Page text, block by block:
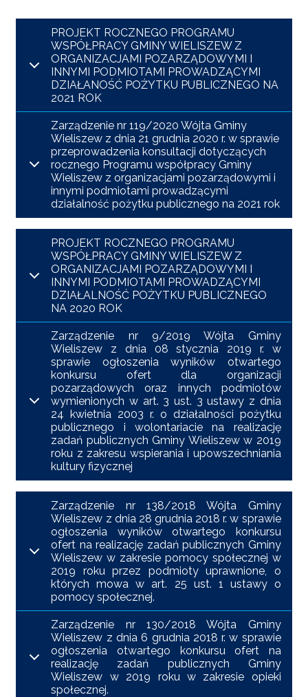
PROJEKT ROCZNEGO PROGRAMU
WSPÓŁPRACY GMINY WIELISZEW Z
ORGANIZACJAMI POZARZĄDOWYMI I
INNYMI PODMIOTAMI PROWADZĄCYMI
DZIAŁANOŚĆ POŻYTKU PUBLICZNEGO NA
2021 ROK
Zarządzenie nr 119/2020 Wójta Gminy
Wieliszew z dnia 21 grudnia 2020 r. w sprawie
przeprowadzenia konsultacji dotyczących
rocznego Programu współpracy Gminy
Wieliszew z organizacjami pozarządowymi i
innymi podmiotami prowadzącymi
działalność pożytku publicznego na 2021 rok
PROJEKT ROCZNEGO PROGRAMU
WSPÓŁPRACY GMINY WIELISZEW Z
ORGANIZACJAMI POZARZĄDOWYMI I
INNYMI PODMIOTAMI PROWADZĄCYMI
DZIAŁALNOŚĆ POŻYTKU PUBLICZNEGO
NA 2020 ROK
Zarządzenie nr 9/2019 Wójta Gminy
Wieliszew z dnia 08 stycznia 2019 r. w
sprawie ogłoszenia wyników otwartego
konkursu ofert dla organizacji
pozarządowych oraz innych podmiotów
wymienionych w art. 3 ust. 3 ustawy z dnia
24 kwietnia 2003 r. o działalności pożytku
publicznego i wolontariacie na realizację
zadań publicznych Gminy Wieliszew w 2019
roku z zakresu wspierania i upowszechniania
kultury fizycznej
Zarządzenie nr 138/2018 Wójta Gminy
Wieliszew z dnia 28 grudnia 2018 r. w sprawie
ogłoszenia wyników otwartego konkursu
ofert na realizację zadań publicznych Gminy
Wieliszew w zakresie pomocy społecznej w
2019 roku przez podmioty uprawnione, o
których mowa w art. 25 ust. 1 ustawy o
pomocy społecznej.
Zarządzenie nr 130/2018 Wójta Gminy
Wieliszew z dnia 6 grudnia 2018 r. w sprawie
ogłoszenia otwartego konkursu ofert na
realizację zadań publicznych Gminy
Wieliszew w 2019 roku w zakresie opieki
społecznej.